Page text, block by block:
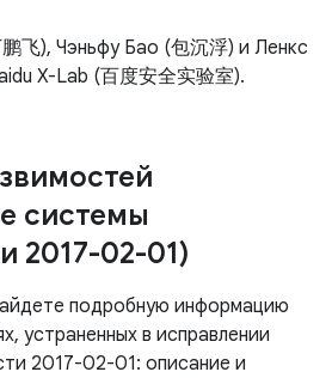
飞), Чэньфу Бао (包沉浮) и Ленкс
X-Lab (百度安全实验室).
системы
2017-02-01)
подробную информацию
устраненных в исправлении
2017-02-01: описание и